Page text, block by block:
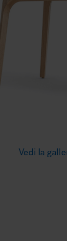
Vedi la